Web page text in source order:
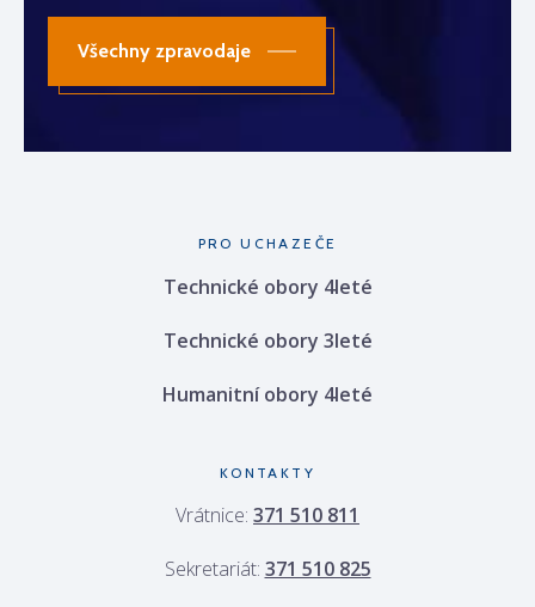
Všechny zpravodaje
PRO UCHAZEČE
Technické obory 4leté
Technické obory 3leté
Humanitní obory 4leté
KONTAKTY
Vrátnice: 371 510 811
Sekretariát: 371 510 825